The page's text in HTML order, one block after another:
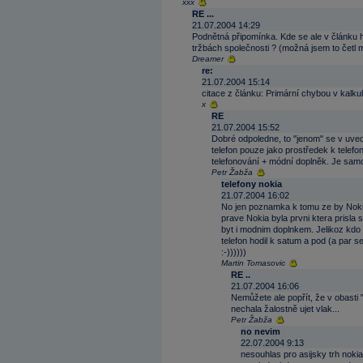
xxx
RE ...
21.07.2004 14:29
Podnětná připomínka. Kde se ale v
tržbách společnosti ? (možná jsem to četl
Dreamer
re:
21.07.2004 15:14
citace z článku: Primární chybou v
x
RE
21.07.2004 15:52
Dobré odpoledne, to "jenom" se v
telefon pouze jako prostředek k
telefonování + módní doplněk. Je
Petr Žabža
telefony nokia
21.07.2004 16:02
No jen poznamka k tomu ze by
prave Nokia byla prvni ktera prisla
byt i modnim doplnkem. Jelikoz
telefon hodil k satum a pod (a par
:-))))))
Martin Tomasovic
RE ..
21.07.2004 16:06
Nemůžete ale popřít, že v obasti
nechala žalostně ujet vlak...
Petr Žabža
no nevim
22.07.2004 9:13
nesouhlas pro asijsky trh